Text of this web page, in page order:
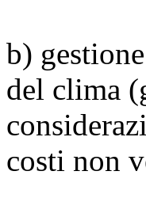
b)
del clima
costi non